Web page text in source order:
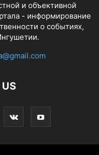
и объективной
- информирование
о событиях,